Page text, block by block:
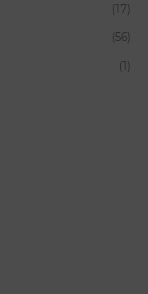
(17)
(56)
(1)